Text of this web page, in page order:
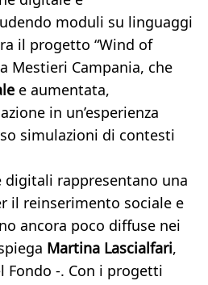
moduli su linguaggi
il progetto “Wind of
Mestieri Campania, che
e aumentata,
in un’esperienza
simulazioni di contesti
digitali rappresentano una
il reinserimento sociale e
ancora poco diffuse nei
Martina Lascialfari,
Fondo -. Con i progetti